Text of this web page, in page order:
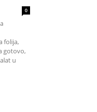
0
folija,
gotovo,
u